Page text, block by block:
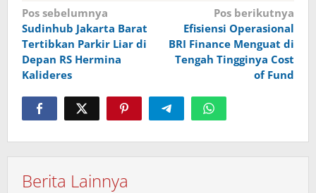
Navigasi
pos
Pos sebelumnya
Sudinhub Jakarta Barat
Tertibkan Parkir Liar di
Depan RS Hermina
Kalideres
Pos berikutnya
Efisiensi Operasional
BRI Finance Menguat di
Tengah Tingginya Cost
of Fund
Berita Lainnya